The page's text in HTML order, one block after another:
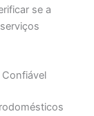
se a